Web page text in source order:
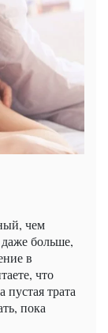
чем
больше,
в
что
пустая трата
пока